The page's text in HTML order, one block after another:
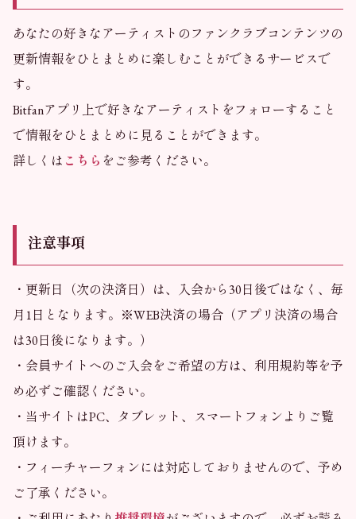
あなたの好きなアーティストのファンクラブコンテンツの
更新情報をひとまとめに楽しむことができるサービスで
す。
Bitfanアプリ上で好きなアーティストをフォローすること
で情報をひとまとめに見ることができます。
詳しくは こちら をご参考ください。
注意事項
・更新日（次の決済日）は、入会から30日後ではなく、毎
月1日となります。※WEB決済の場合（アプリ決済の場合
は30日後になります。）
・会員サイトへのご入会をご希望の方は、利用規約等を予
め必ずご確認ください。
・当サイトはPC、タブレット、スマートフォンよりご覧
頂けます。
・フィーチャーフォンには対応しておりませんので、予め
ご了承ください。